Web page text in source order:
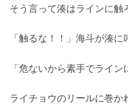
そう言って湊はラインに触
「触るな！！」海斗が湊に
「危ないから素手でライン
ライチョウのリールに巻